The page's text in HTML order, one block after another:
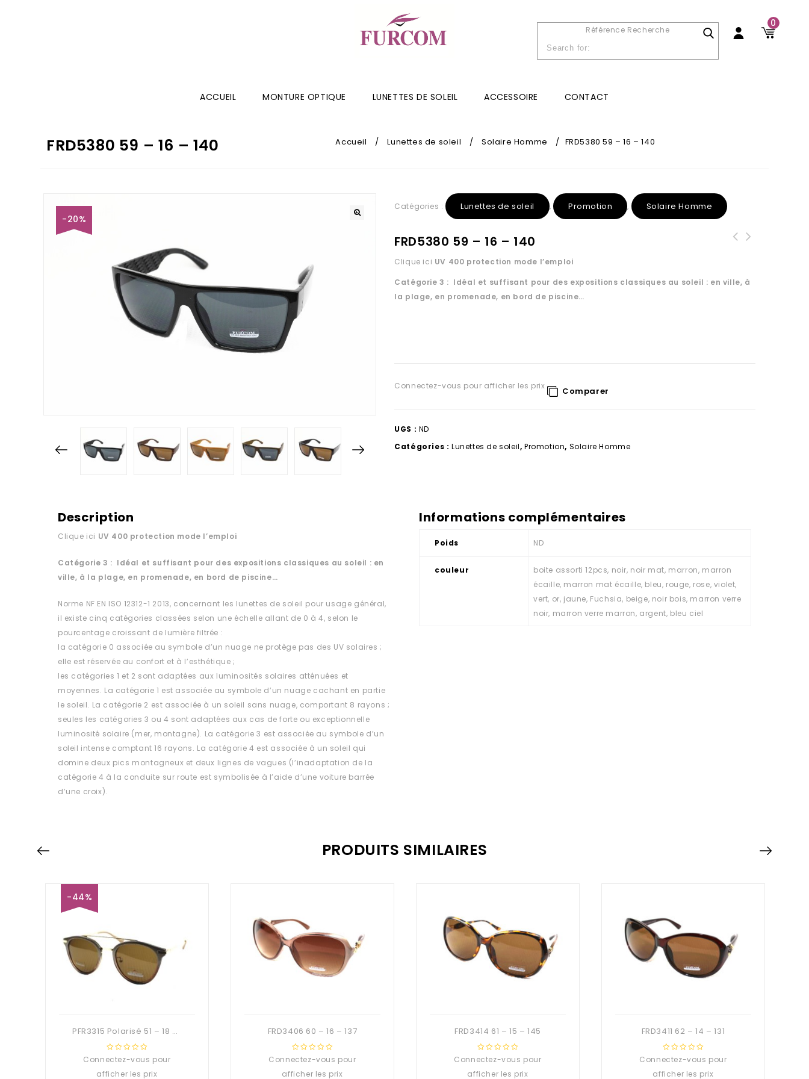
0
Référence Recherche
ACCUEIL MONTURE OPTIQUE LUNETTES DE SOLEIL ACCESSOIRE CONTACT
FRD5380 59 – 16 – 140 Accueil / Lunettes de soleil / Solaire Homme / FRD5380 59 – 16 – 140
-20%
Catégories : Lunettes de soleil , Promotion , Solaire Homme
FRD5380 59 – 16 – 140
Clique ici UV 400 protection mode l’emploi
Catégorie 3 : Idéal et suffisant pour des expositions classiques au soleil : en ville, à
la plage, en promenade, en bord de piscine…
Connectez-vous pour afficher les prix Comparer
UGS : ND
Catégories : Lunettes de soleil,Promotion, Solaire Homme
Description
Clique ici UV 400 protection mode l’emploi
Catégorie 3 : Idéal et suffisant pour des expositions classiques au soleil : en
ville, à la plage, en promenade, en bord de piscine…
Norme NF EN ISO 12312-1 2013, concernant les lunettes de soleil pour usage général,
il existe cinq catégories classées selon une échelle allant de 0 à 4, selon le
pourcentage croissant de lumière filtrée :
la catégorie 0 associée au symbole d’un nuage ne protège pas des UV solaires ;
elle est réservée au confort et à l’esthétique ;
les catégories 1 et 2 sont adaptées aux luminosités solaires atténuées et
moyennes. La catégorie 1 est associée au symbole d’un nuage cachant en partie
le soleil. La catégorie 2 est associée à un soleil sans nuage, comportant 8 rayons ;
seules les catégories 3 ou 4 sont adaptées aux cas de forte ou exceptionnelle
luminosité solaire (mer, montagne). La catégorie 3 est associée au symbole d’un
soleil intense comptant 16 rayons. La catégorie 4 est associée à un soleil qui
domine deux pics montagneux et deux lignes de vagues (l’inadaptation de la
catégorie 4 à la conduite sur route est symbolisée à l’aide d’une voiture barrée
d’une croix).
Informations complémentaires
Poids ND
couleur
boite assorti 12pcs, noir, noir mat, marron, marron
écaille, marron mat écaille, bleu, rouge, rose, violet,
vert, or, jaune, Fuchsia, beige, noir bois, marron verre
noir, marron verre marron, argent, bleu ciel
PRODUITS SIMILAIRES
-44%
PFR3315 Polarisé 51 – 18 – 142
0
Connectez-vous pour
afficher les prix
FRD3406 60 – 16 – 137
0
Connectez-vous pour
afficher les prix
FRD3414 61 – 15 – 145
0
Connectez-vous pour
afficher les prix
FRD3411 62 – 14 – 131
0
Connectez-vous pour
afficher les prix